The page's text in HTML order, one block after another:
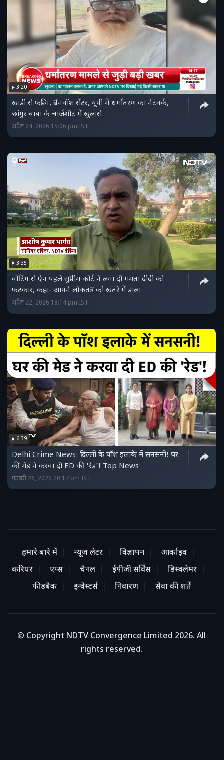
3:20
खाड़ी से फंडिंग, ब्रेनवॉश सेंटर, यूपी में धर्मांतरण का नेटवर्क,
छांगुर बाबा के चार्जशीट में खुलासे
अप्रैल 24, 2026 15:06 pm IST
3:35
वोटिंग से ऐन पहले सुप्रीम कोर्ट ने लगा दी ममता दीदी को
फटकार, कहा- आपने लोकतंत्र को खतरे में डाला
अप्रैल 22, 2026 18:14 pm IST
6:39
Delhi Crime News: दिल्ली के पॉश इलाके में सनसनी! घर
की मेड ने करवा दी ED की 'रेड'! Top News
फ़रवरी 26, 2026 20:17 pm IST
हमारे बारे में न्यूज लेटर विज्ञापन
आर्काइव
करियर
एप्स चैनल ईपीजी सर्विस
डिस्क्लेमर
फीडबैक
इन्वेस्टर्स निवारण सेवा की शर्तें
© Copyright NDTV Convergence Limited 2026. All
rights reserved.